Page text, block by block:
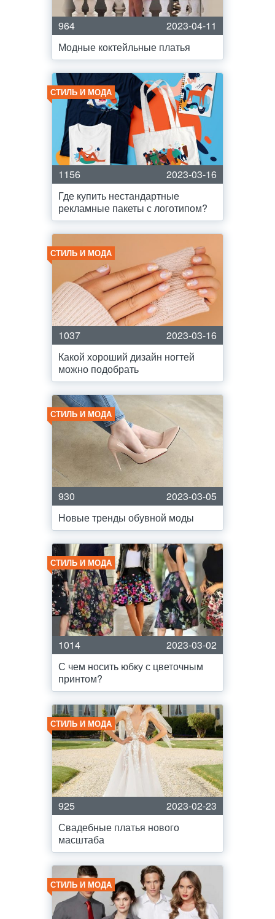
964
2023-04-11
Модные коктейльные платья
СТИЛЬ И МОДА
1156
2023-03-16
Где купить нестандартные
рекламные пакеты с логотипом?
СТИЛЬ И МОДА
1037
2023-03-16
Какой хороший дизайн ногтей
можно подобрать
СТИЛЬ И МОДА
930
2023-03-05
Новые тренды обувной моды
СТИЛЬ И МОДА
1014
2023-03-02
С чем носить юбку с цветочным
принтом?
СТИЛЬ И МОДА
925
2023-02-23
Свадебные платья нового
масштаба
СТИЛЬ И МОДА